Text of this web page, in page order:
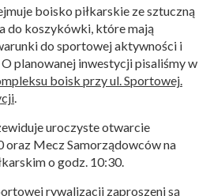
boisko piłkarskie ze sztuczną
do koszykówki, które mają
do sportowej aktywności i
planowanej inwestycji pisaliśmy w
boisk przy ul. Sportowej.
.
uroczyste otwarcie
oraz Mecz Samorządowców na
o godz. 10:30.
rywalizacji zaproszeni są